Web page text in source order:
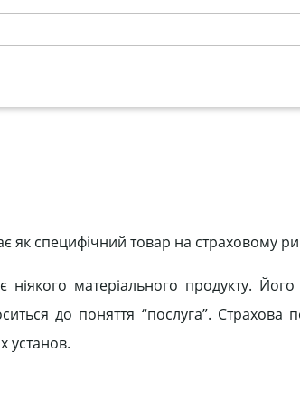
як специфічний товар на страховому
матеріального продукту.
до поняття “послуга”. Страхова
установ.